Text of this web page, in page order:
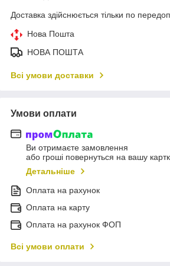
Доставка здійснюється тільки по
Нова Пошта
НОВА ПОШТА
Всі умови доставки
Умови оплати
Ви отримаєте замовлення
або гроші повернуться на вашу
Детальніше
Оплата на рахунок
Оплата на карту
Оплата на рахунок ФОП
Всі умови оплати